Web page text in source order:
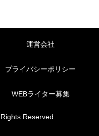
運営会社
プライバシーポリシー
WEBライター募集
Reserved.